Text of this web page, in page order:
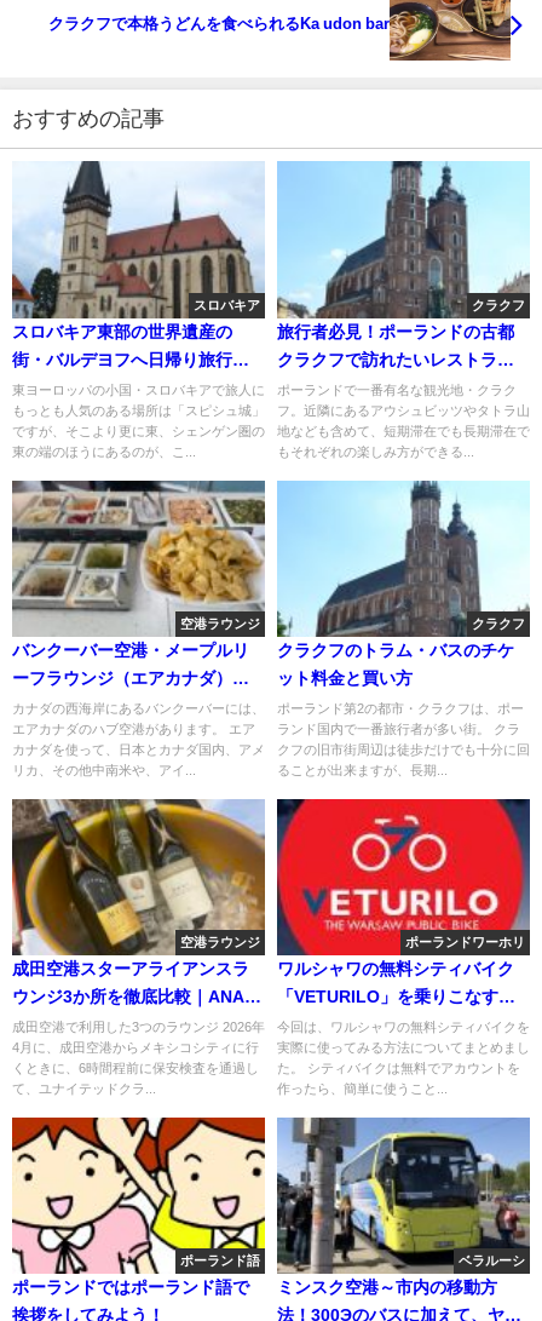
クラクフで本格うどんを食べられるKa udon bar
おすすめの記事
スロバキア
スロバキア東部の世界遺産の
街・バルデヨフへ日帰り旅行！
拠点となる街の選び方
東ヨーロッパの小国・スロバキアで旅人に
もっとも人気のある場所は「スピシュ城」
ですが、そこより更に東、シェンゲン圏の
東の端のほうにあるのが、こ...
クラクフ
旅行者必見！ポーランドの古都
クラクフで訪れたいレストラ
ン・バー7選
ポーランドで一番有名な観光地・クラク
フ。近隣にあるアウシュビッツやタトラ山
地なども含めて、短期滞在でも長期滞在で
もそれぞれの楽しみ方ができる...
空港ラウンジ
バンクーバー空港・メープルリ
ーフラウンジ（エアカナダ）レ
ビュー（トランスボーダー／ア
メリカ行き路線エリア）
カナダの西海岸にあるバンクーバーには、
エアカナダのハブ空港があります。 エア
カナダを使って、日本とカナダ国内、アメ
リカ、その他中南米や、アイ...
クラクフ
クラクフのトラム・バスのチケ
ット料金と買い方
ポーランド第2の都市・クラクフは、ポー
ランド国内で一番旅行者が多い街。 クラ
クフの旧市街周辺は徒歩だけでも十分に回
ることが出来ますが、長期...
空港ラウンジ
成田空港スターアライアンスラ
ウンジ3か所を徹底比較｜ANA・
ターキッシュ・ユナイテッドの
違いを実体験で解説
成田空港で利用した3つのラウンジ 2026年
4月に、成田空港からメキシコシティに行
くときに、6時間程前に保安検査を通過し
て、ユナイテッドクラ...
ポーランドワーホリ
ワルシャワの無料シティバイク
「VETURILO」を乗りこなす方
法（街中編）
今回は、ワルシャワの無料シティバイクを
実際に使ってみる方法についてまとめまし
た。 シティバイクは無料でアカウントを
作ったら、簡単に使うこと...
ポーランド語
ポーランドではポーランド語で
挨拶をしてみよう！
ベラルーシ
ミンスク空港～市内の移動方
法！300Эのバスに加えて、ヤン